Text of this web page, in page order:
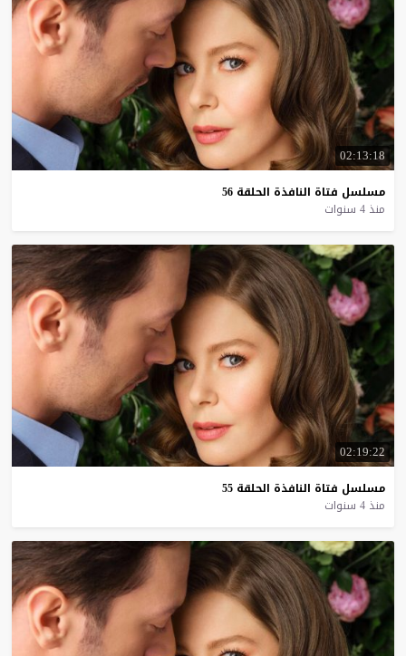
02:13:18
مسلسل فتاة النافذة الحلقة 56
منذ 4 سنوات
02:19:22
مسلسل فتاة النافذة الحلقة 55
منذ 4 سنوات